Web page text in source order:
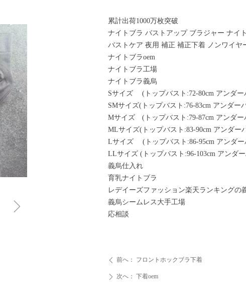
ꁇ
累計出荷1000万枚突破
ナイトブラ バストアップ ブラジャー ナイ
バストケア 夜用 補正 補正下着 ノンワイヤ
ナイトブラoem
ナイトブラ工場
ナイトブラ義烏
Sサイズ (トップバスト:72-80cm アンダー
SMサイズ(トップバスト:76-83cm アンダー
Mサイズ (トップバスト:79-87cm アンダー
MLサイズ(トップバスト:83-90cm アンダー
Lサイズ (トップバスト:86-95cm アンダー
LLサイズ (トップバスト:96-103cm アンダ
義烏仕入れ
育乳ナイトブラ
レデイーズファッション楽天ランキングの
義烏シームレス大手工場
応相談
ꄴ 前へ： フロントホックブラ下着
ꄲ 次へ： 下着oem